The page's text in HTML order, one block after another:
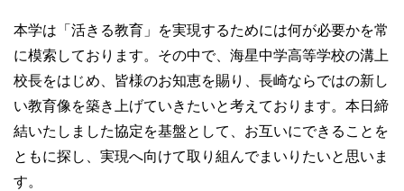
本学は「活きる教育」を実現するためには何が必要かを常
に模索しております。その中で、海星中学高等学校の溝上
校長をはじめ、皆様のお知恵を賜り、長崎ならではの新し
い教育像を築き上げていきたいと考えております。本日締
結いたしました協定を基盤として、お互いにできることを
ともに探し、実現へ向けて取り組んでまいりたいと思いま
す。